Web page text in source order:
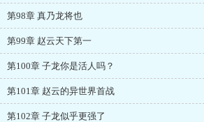
第98章 真乃龙将也
第99章 赵云天下第一
第100章 子龙你是活人吗？
第101章 赵云的异世界首战
第102章 子龙似乎更强了